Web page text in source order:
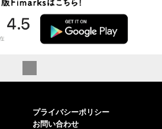
プライバシーポリシー
お問い合わせ